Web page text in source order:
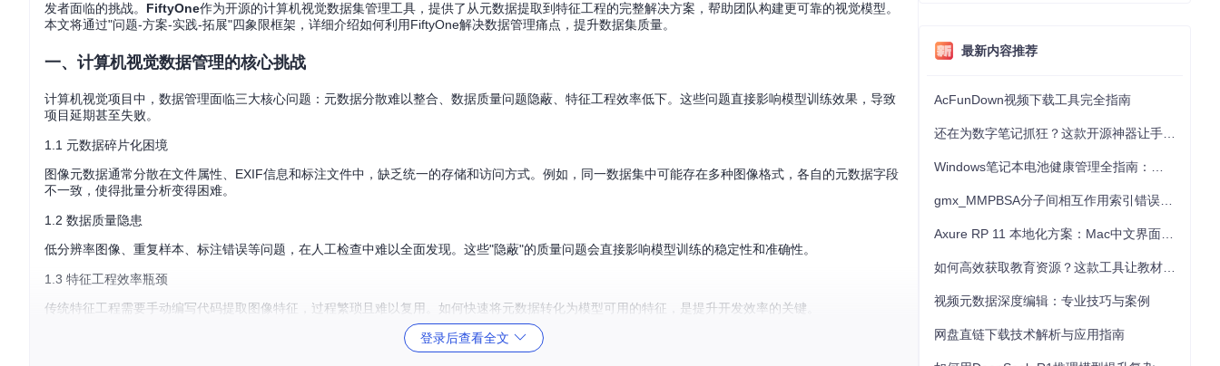
发者面临的挑战。 FiftyOne作为开源的计算机视觉数据集管理工具，提供了从元数据提取到特征工程的完整解决方案，帮助团队构建更可靠的视觉模型。
本文将通过"问题-方案-实践-拓展"四象限框架，详细介绍如何利用FiftyOne解决数据管理痛点，提升数据集质量。
一、计算机视觉数据管理的核心挑战
计算机视觉项目中，数据管理面临三大核心问题：元数据分散难以整合、数据质量问题隐蔽、特征工程效率低下。这些问题直接影响模型训练效果，导致
项目延期甚至失败。
1.1 元数据碎片化困境
图像元数据通常分散在文件属性、EXIF信息和标注文件中，缺乏统一的存储和访问方式。例如，同一数据集中可能存在多种图像格式，各自的元数据字段
不一致，使得批量分析变得困难。
1.2 数据质量隐患
低分辨率图像、重复样本、标注错误等问题，在人工检查中难以全面发现。这些"隐蔽"的质量问题会直接影响模型训练的稳定性和准确性。
1.3 特征工程效率瓶颈
传统特征工程需要手动编写代码提取图像特征，过程繁琐且难以复用。如何快速将元数据转化为模型可用的特征，是提升开发效率的关键。
登录后查看全文
最新内容推荐
AcFunDown视频下载工具完全指南
视频元数据深度编辑：专业技巧与案例
网盘直链下载技术解析与应用指南